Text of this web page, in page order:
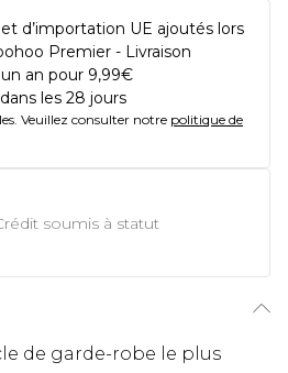
d’importation UE ajoutés lors
Premier - Livraison
an pour 9,99€
les 28 jours
Veuillez consulter notre politique de
soumis à statut
de garde-robe le plus